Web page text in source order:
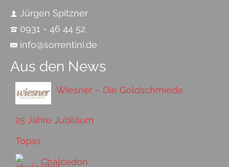
Jürgen Spitzner
0931 - 46 44 52
info@sorrentini.de
Aus den News
Wiesner – Die Goldschmiede
25 Jahre Jubiläum
Topas
Chalcedon